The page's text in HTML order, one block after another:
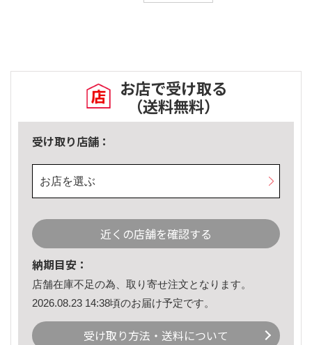
お店で受け取る
（送料無料）
受け取り店舗：
お店を選ぶ
近くの店舗を確認する
納期目安：
店舗在庫不足の為、取り寄せ注文となります。
2026.08.23 14:38頃のお届け予定です。
受け取り方法・送料について